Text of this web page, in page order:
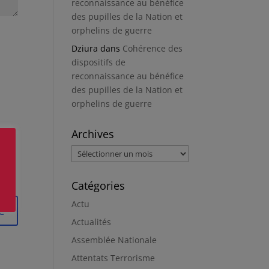
reconnaissance au bénéfice
des pupilles de la Nation et
orphelins de guerre
Dziura dans Cohérence des
dispositifs de
reconnaissance au bénéfice
des pupilles de la Nation et
orphelins de guerre
Archives
Archives
Catégories
Actu
Actualités
Assemblée Nationale
Attentats Terrorisme